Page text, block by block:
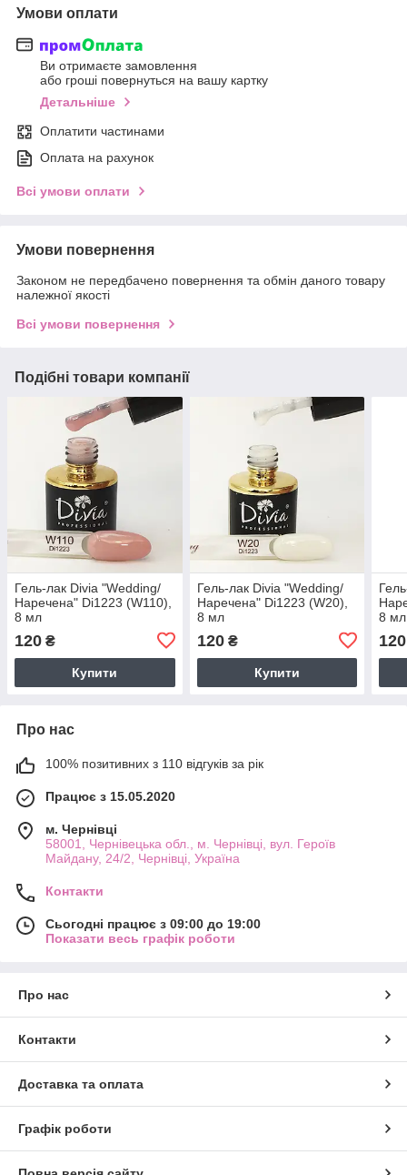
Умови оплати
Ви отримаєте замовлення
або гроші повернуться на вашу картку
Детальніше
Оплатити частинами
Оплата на рахунок
Всі умови оплати
Умови повернення
Законом не передбачено повернення та обмін даного товару
належної якості
Всі умови повернення
Подібні товари компанії
Гель-лак Divia "Wedding/
Наречена" Di1223 (W110),
8 мл
120 ₴
Купити
Гель-лак Divia "Wedding/
Наречена" Di1223 (W20),
8 мл
120₴
Купити
8 мл
120
Про нас
100% позитивних з 110 відгуків за рік
Працює з 15.05.2020
м. Чернівці
58001, Чернівецька обл., м. Чернівці, вул. Героїв
Майдану, 24/2, Чернівці, Україна
Контакти
Сьогодні працює з 09:00 до 19:00
Показати весь графік роботи
Про нас
Контакти
Доставка та оплата
Графік роботи